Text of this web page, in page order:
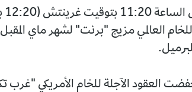
العقود الآجلة للخام الأمريكي